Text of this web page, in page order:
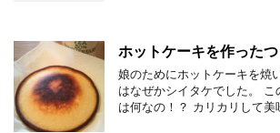
ホットケーキを作った
娘のためにホットケーキを焼
はなぜかシイタケでした。
は何なの！？ カリカリして美